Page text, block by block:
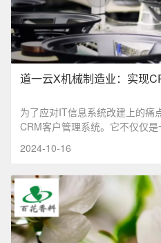
道一云X机械制造业：实现
为了应对IT信息系统改建上的痛
CRM客户管理系统。它不仅仅
全方位的销售支持平台，通过
三个层次，帮助销售团队更好地
2024-10-16